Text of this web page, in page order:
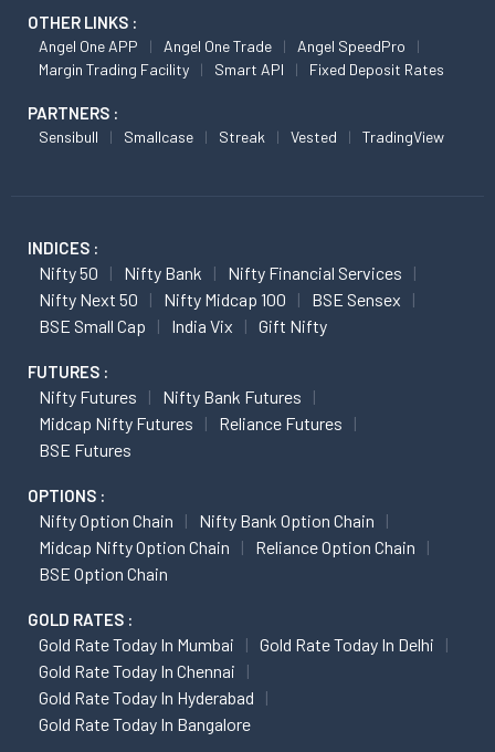
OTHER LINKS :
Angel One APP Angel One Trade
Angel SpeedPro
Margin Trading Facility
Smart API Fixed Deposit Rates
PARTNERS :
Sensibull Smallcase Streak Vested TradingView
INDICES :
Nifty 50 Nifty Bank
Nifty Financial Services
Nifty Next 50
Nifty Midcap 100
BSE Sensex
BSE Small Cap
India Vix Gift Nifty
FUTURES :
Nifty Futures
Nifty Bank Futures
Midcap Nifty Futures
Reliance Futures
BSE Futures
OPTIONS :
Nifty Option Chain
Nifty Bank Option Chain
Midcap Nifty Option Chain
Reliance Option Chain
BSE Option Chain
GOLD RATES :
Gold Rate Today In Mumbai
Gold Rate Today In Delhi
Gold Rate Today In Chennai
Gold Rate Today In Hyderabad
Gold Rate Today In Bangalore